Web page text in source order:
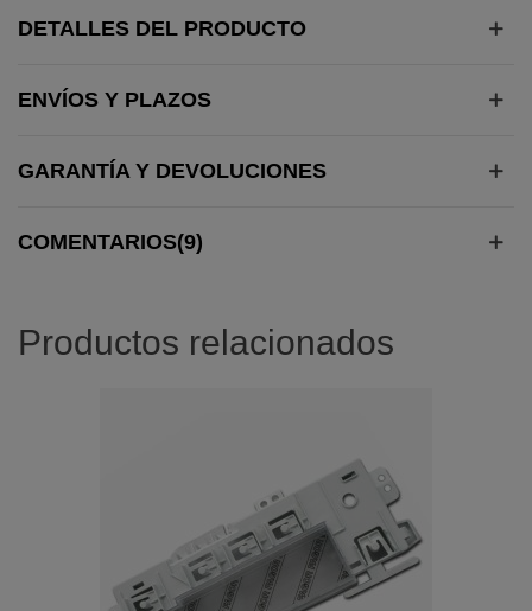
DETALLES DEL PRODUCTO
ENVÍOS Y PLAZOS
GARANTÍA Y DEVOLUCIONES
COMENTARIOS(9)
Productos relacionados